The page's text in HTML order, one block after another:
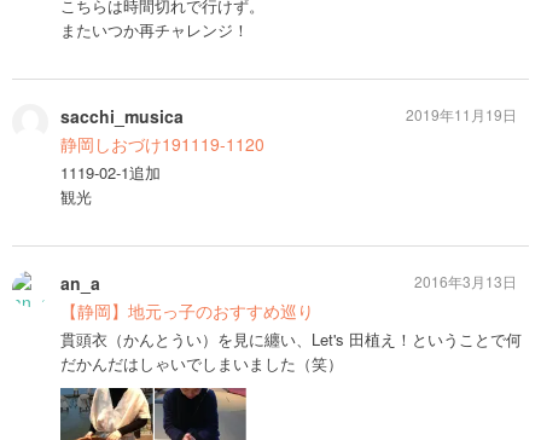
こちらは時間切れで行けず。
またいつか再チャレンジ！
sacchi_musica
静岡しおづけ191119-1120
1119-02-1追加
観光
2019年11月19日
an_a
【静岡】地元っ子のおすすめ巡り
貫頭衣（かんとうい）を見に纏い、Let's 田植え！ということで何
だかんだはしゃいでしまいました（笑）
2016年3月13日